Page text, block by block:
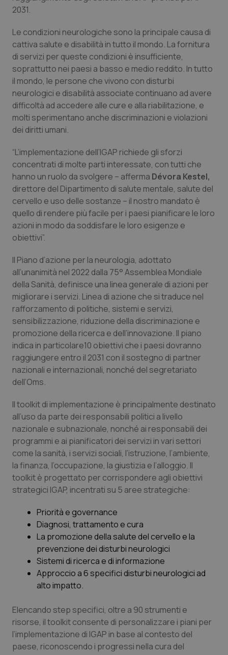
Campania
Emilia-Romagna
Friuli Venezia Giulia
Lazio
Liguria
Marche
Molise
Piemonte
Provincia Autonoma di Bolzano
Provincia Autonoma di Trento
Puglia
Sardegna
Sicilia
Toscana
Umbria
Valle D’Aosta
Veneto
Car-T
Colesterolo & coronaropatie
Dermatite Atopica
Diabete & glucometri
Disturbi dell’umore
Donna & Salute
Epatiti
HIV
Infezioni & Febbre
Ipertensione & Scompenso
Malattie rare
Malattia di Crohn & Rettocolite Ulcerosa
Neuroscienze & patologie neurodegenerative
Obesità
Oftalmologia
Oncodermatologia
Oncoematologia
Oncologia & Nutrizione
Psoriasi & pelle
Quotidiano Cardiologia
Quotidiano Chirurgia
Quotidiano Oncologia
Quotidiano Pediatria
Rene & patologie urogenitali
2031.
Le condizioni neurologiche sono la principale causa di
cattiva salute e disabilità in tutto il mondo. La fornitura
di servizi per queste condizioni è insufficiente,
soprattutto nei paesi a basso e medio reddito. In tutto
il mondo, le persone che vivono con disturbi
neurologici e disabilità associate continuano ad avere
difficoltà ad accedere alle cure e alla riabilitazione, e
molti sperimentano anche discriminazioni e violazioni
dei diritti umani.
“L’implementazione dell’IGAP richiede gli sforzi
concentrati di molte parti interessate, con tutti che
hanno un ruolo da svolgere – afferma Dévora Kestel,
direttore del Dipartimento di salute mentale, salute del
cervello e uso delle sostanze – il nostro mandato è
quello di rendere più facile per i paesi pianificare le loro
azioni in modo da soddisfare le loro esigenze e
obiettivi”.
Il Piano d’azione per la neurologia, adottato
all’unanimità nel 2022 dalla 75° Assemblea Mondiale
della Sanità, definisce una linea generale di azioni per
migliorare i servizi. Linea di azione che si traduce nel
rafforzamento di politiche, sistemi e servizi,
sensibilizzazione, riduzione della discriminazione e
promozione della ricerca e dell’innovazione. Il piano
indica in particolare10 obiettivi che i paesi dovranno
raggiungere entro il 2031 con il sostegno di partner
nazionali e internazionali, nonché del segretariato
dell’Oms.
Il toolkit di implementazione è principalmente destinato
all’uso da parte dei responsabili politici a livello
nazionale e subnazionale, nonché ai responsabili dei
programmi e ai pianificatori dei servizi in vari settori
come la sanità, i servizi sociali, l’istruzione, l’ambiente,
la finanza, l’occupazione, la giustizia e l’alloggio. Il
toolkit è progettato per corrispondere agli obiettivi
strategici IGAP, incentrati su 5 aree strategiche:
Priorità e governance
Diagnosi, trattamento e cura
La promozione della salute del cervello e la
prevenzione dei disturbi neurologici
Sistemi di ricerca e di informazione
Approccio a 6 specifici disturbi neurologici ad
alto impatto.
Elencando step specifici, oltre a 90 strumenti e
risorse, il toolkit consente di personalizzare i piani per
l’implementazione di IGAP in base al contesto del
paese, riconoscendo i progressi nella cura del